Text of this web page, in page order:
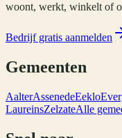
woont, werkt, winkelt of
Bedrijf gratis aanmelden
Gemeenten
AalterAssenedeEeklo
LaureinsZelzateAlle